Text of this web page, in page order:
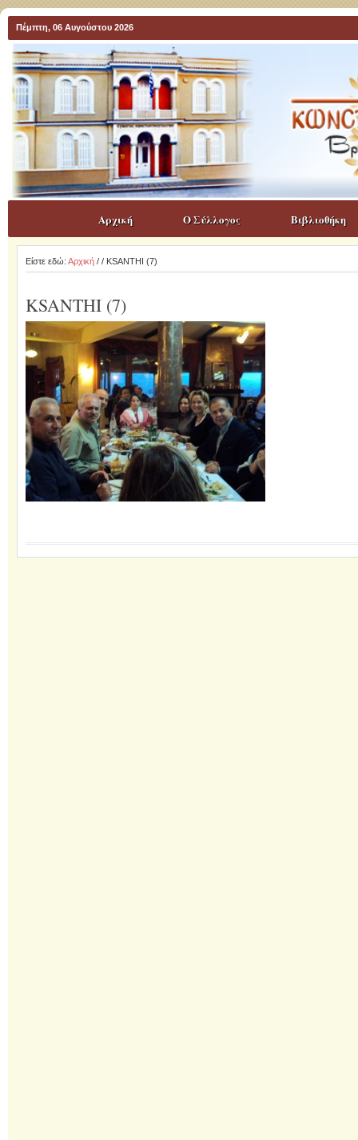
Πέμπτη, 06 Αυγούστου 2026
Αρχική Ο Σύλλογος Βιβλιοθήκη
Είστε εδώ: Αρχική/ / KSANTHI (7)
KSANTHI (7)